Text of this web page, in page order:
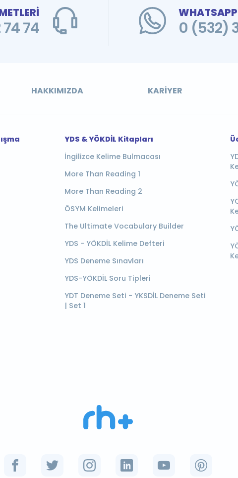
74 0 (532)
HAKKIMIZDA KARIYER
YDS & YÖKDİL Kitapları
İngilizce Kelime Bulmacası
More Than Reading 1
More Than Reading 2
ÖSYM Kelimeleri
The Ultimate Vocabulary Builder
YDS - YÖKDİL Kelime Defteri
YDS Deneme Sınavları
YDS-YÖKDİL Soru Tipleri
YDT Deneme Seti - YKSDİL Deneme Seti
| Set 1